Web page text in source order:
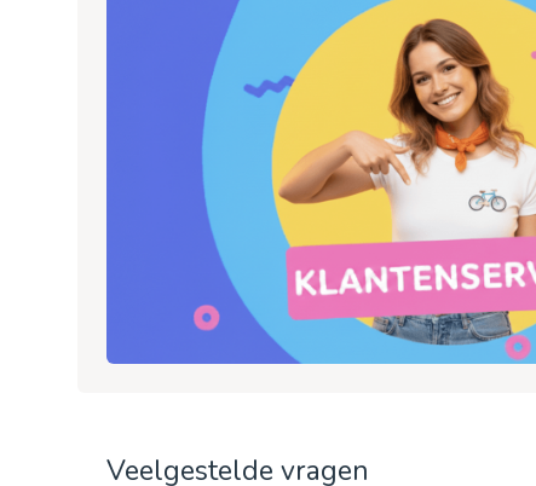
Veelgestelde vragen